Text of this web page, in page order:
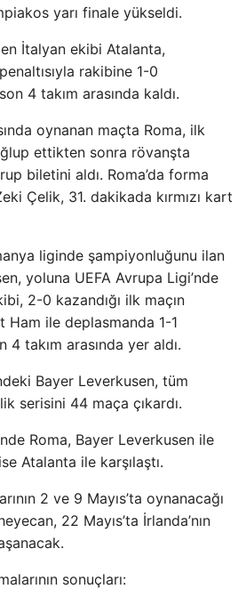
yarı finale yükseldi.
İtalyan ekibi Atalanta,
rakibine 1-0
4 takım arasında kaldı.
oynanan maçta Roma, ilk
ettikten sonra rövanşta
biletini aldı. Roma’da forma
Çelik, 31. dakikada kırmızı kart
liginde şampiyonluğunu ilan
yoluna UEFA Avrupa Ligi’nde
2-0 kazandığı ilk maçın
Ham ile deplasmanda 1-1
4 takım arasında yer aldı.
Bayer Leverkusen, tüm
serisini 44 maça çıkardı.
Roma, Bayer Leverkusen ile
Atalanta ile karşılaştı.
2 ve 9 Mayıs’ta oynanacağı
22 Mayıs’ta İrlanda’nın
sonuçları: